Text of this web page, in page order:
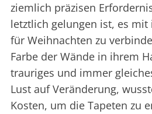
ziemlich präzisen
letztlich gelungen ist, es
für Weihnachten zu
Farbe der Wände in ihrem
trauriges und immer
Lust auf Veränderung,
Kosten, um die Tapeten zu